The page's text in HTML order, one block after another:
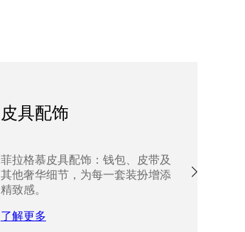
皮具配饰
菲拉格慕皮具配饰：钱包、皮带及
其他奢华细节，为每一套装扮增添
精致感。
了解更多